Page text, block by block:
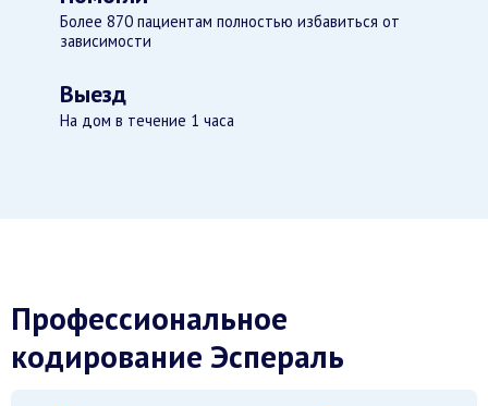
Более 870 пациентам полностью избавиться от
зависимости
Выезд
На дом в течение 1 часа
Профессиональное
кодирование Эспераль